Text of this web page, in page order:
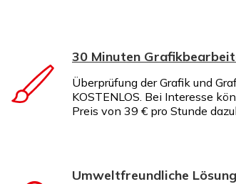
30 Minuten
Überprüfung der Grafik und
KOSTENLOS. Bei Interesse
Preis von 39 € pro Stunde
Umweltfreundliche